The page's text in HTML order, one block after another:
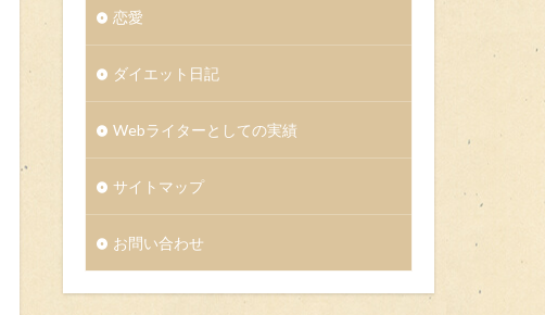
恋愛
ダイエット日記
Webライターとしての実績
サイトマップ
お問い合わせ